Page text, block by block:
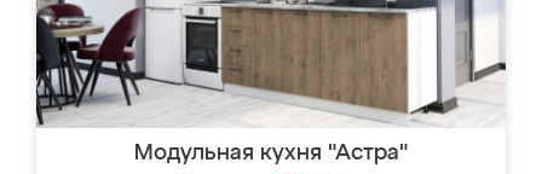
Модульная кухня "Астра"